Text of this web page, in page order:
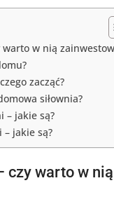
warto w nią
zacząć?
siłownia?
– jakie są?
– jakie są?
czy warto w